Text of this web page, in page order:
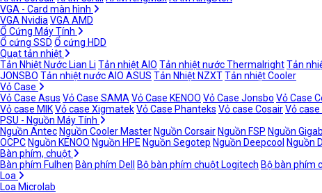
VGA - Card màn hình
VGA Nvidia VGA AMD
Ổ Cứng Máy Tính
Ổ cứng SSD Ổ cứng HDD
Quạt tản nhiệt
Tản Nhiệt Nước Lian Li Tản nhiệt AIO Tản nhiệt nước ThermalrightTản
JONSBO Tản nhiệt nước AIO ASUS Tản Nhiệt NZXTTản nhiệt Cooler
Vỏ Case
Vỏ Case Asus Vỏ Case SAMA Vỏ Case KENOO Vỏ Case Jonsbo Vỏ Case
Vỏ case MIKVỏ case XigmatekVỏ Case Phanteks Vỏ case CosairVỏ case
PSU - Nguồn Máy Tính
Nguồn Antec Nguồn Cooler Master Nguồn Corsair Nguồn FSP Nguồn
OCPC Nguồn KENOO Nguồn HPE Nguồn Segotep Nguồn Deepcool Nguồn
Bàn phím, chuột
Bàn phím Fulhen Bàn phím Dell Bộ bàn phím chuột Logitech Bộ bàn phím
Loa
Loa Microlab